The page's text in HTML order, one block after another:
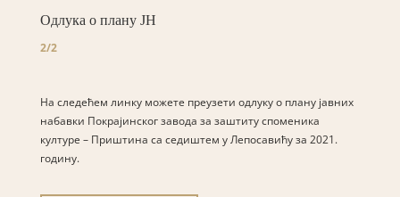
Одлука о плану ЈН
2/2
На следећем линку можете преузети одлуку о плану јавних
набавки Покрајинског завода за заштиту споменика
културе – Приштина са седиштем у Лепосавићу за 2021.
годину.